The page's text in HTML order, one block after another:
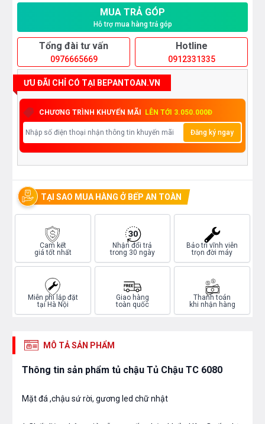
MUA TRẢ GÓP
Hỗ trợ mua hàng trả góp
Tổng đài tư vấn
0976665669
Hotline
0912331335
ƯU ĐÃI CHỈ CÓ TẠI BEPANTOAN.VN
CHƯƠNG TRÌNH KHUYẾN MÃI LÊN TỚI 3.050.000Đ
Đăng ký ngay
TẠI SAO MUA HÀNG Ở BẾP AN TOÀN
Cam kết
giá tốt nhất
Nhận đổi trả
trong 30 ngày
Bảo trì vĩnh viễn
trọn đời máy
Miễn phí lắp đặt
tại Hà Nội
Giao hàng
toàn quốc
Thanh toán
khi nhận hàng
MÔ TẢ SẢN PHẨM
Thông tin sản phẩm tủ chậu Tủ Chậu TC 6080
Mặt đá ,chậu sứ rời, gương led chữ nhật